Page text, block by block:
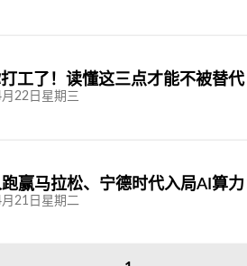
工了！读懂这三点才能不被替代
22日星期三
赢马拉松、宁德时代入局AI算
21日星期二